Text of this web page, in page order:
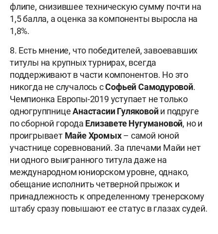
флипе, снизившее техническую сумму почти на
1,5 балла, а оценка за компоненты выросла на
1,8%.
8. Есть мнение, что победителей, завоевавших
титулы на крупных турнирах, всегда
поддерживают в части компонентов. Но это
никогда не случалось сСофьей Самодуровой.
Чемпионка Европы-2019 уступает не только
одногруппницеАнастасии Гуляковойи подруге
по сборной города Елизавете Нугумановой, но и
проигрывает Майе Хромых– самой юной
участнице соревнований. За плечами Майи нет
ни одного выигранного титула даже на
международном юниорском уровне, однако,
обещание исполнить четверной прыжок и
принадлежность к определенному тренерскому
штабу сразу повышают ее статус в глазах судей.